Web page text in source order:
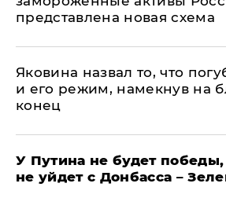
представлена новая схема
Яковина назвал то, что
и его режим, намекнув на
конец
У Путина не будет
не уйдет с Донбасса –